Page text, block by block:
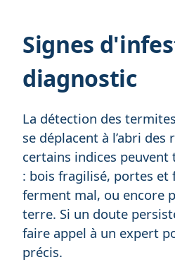
Signes
diagnostic
La détection des
se déplacent à l’abri des
certains indices
: bois fragilisé, portes et
ferment mal, ou encore
terre. Si un doute
faire appel à un expert
précis.